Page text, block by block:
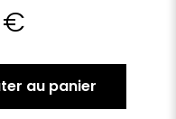
€
au panier